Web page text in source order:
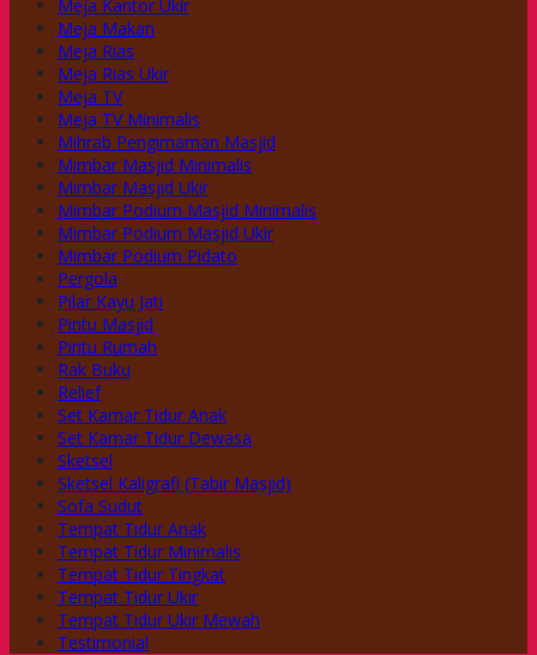
Meja Kantor Ukir
Meja Makan
Meja Rias
Meja Rias Ukir
Meja TV
Meja TV Minimalis
Mihrab Pengimaman Masjid
Mimbar Masjid Minimalis
Mimbar Masjid Ukir
Mimbar Podium Masjid Minimalis
Mimbar Podium Masjid Ukir
Mimbar Podium Pidato
Pergola
Pilar Kayu Jati
Pintu Masjid
Pintu Rumah
Rak Buku
Relief
Set Kamar Tidur Anak
Set Kamar Tidur Dewasa
Sketsel
Sketsel Kaligrafi (Tabir Masjid)
Sofa Sudut
Tempat Tidur Anak
Tempat Tidur Minimalis
Tempat Tidur Tingkat
Tempat Tidur Ukir
Tempat Tidur Ukir Mewah
Testimonial